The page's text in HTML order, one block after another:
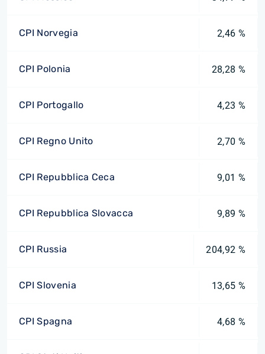
CPI Norvegia 2,46 %
CPI Polonia 28,28 %
CPI Portogallo 4,23 %
CPI Regno Unito 2,70 %
CPI Repubblica Ceca 9,01 %
CPI Repubblica Slovacca 9,89 %
CPI Russia 204,92 %
CPI Slovenia 13,65 %
CPI Spagna 4,68 %